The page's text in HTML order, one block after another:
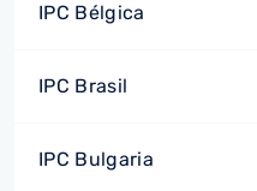
IPC Bélgica
IPC Brasil
IPC Bulgaria